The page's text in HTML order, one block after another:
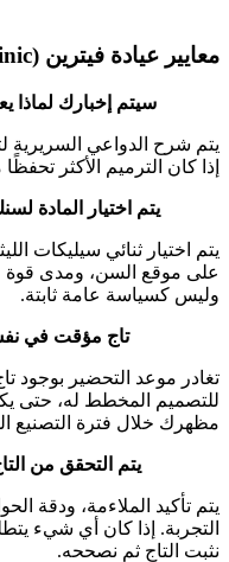
معايير عيادة فيترين (Vitrin Clinic)
سيتم إخبارك لماذا
يتم شرح الدواعي السريرية
إذا كان الترميم الأكثر
يتم اختيار المادة
يتم اختيار ثنائي سيليكات
على موقع السن، ومدى قوة
وليس كسياسة عامة ثابتة.
تاج مؤقت في
تغادر موعد التحضير
للتصميم المخطط له، حتى
مظهرك خلال فترة التصنيع
يتم التحقق من
يتم تأكيد الملاءمة، ودقة
التجربة. إذا كان أي شيء
نثبت التاج ثم نصححه.